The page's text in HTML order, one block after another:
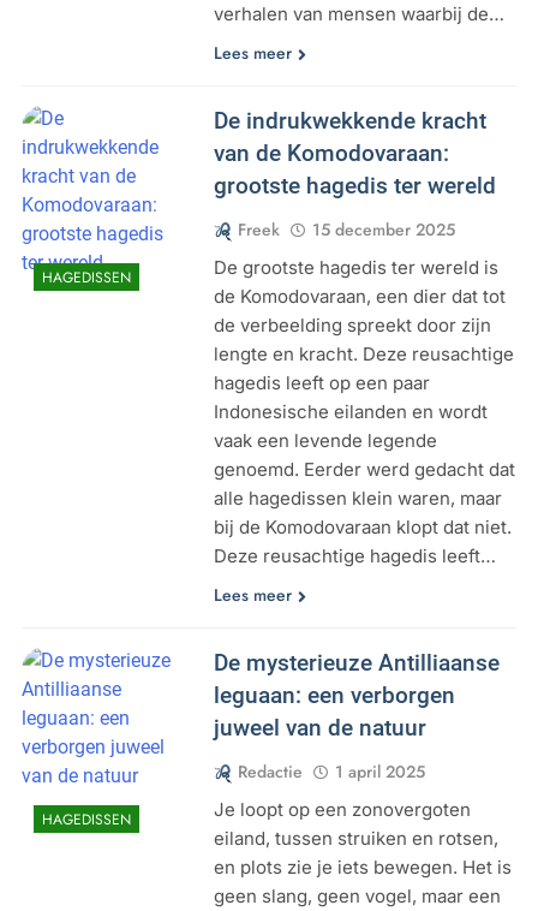
verhalen van mensen waarbij de…
Lees meer
HAGEDISSEN
De indrukwekkende kracht
van de Komodovaraan:
grootste hagedis ter wereld
Freek 15 december 2025
De grootste hagedis ter wereld is
de Komodovaraan, een dier dat tot
de verbeelding spreekt door zijn
lengte en kracht. Deze reusachtige
hagedis leeft op een paar
Indonesische eilanden en wordt
vaak een levende legende
genoemd. Eerder werd gedacht dat
alle hagedissen klein waren, maar
bij de Komodovaraan klopt dat niet.
Deze reusachtige hagedis leeft…
Lees meer
HAGEDISSEN
De mysterieuze Antilliaanse
leguaan: een verborgen
juweel van de natuur
Redactie 1 april 2025
Je loopt op een zonovergoten
eiland, tussen struiken en rotsen,
en plots zie je iets bewegen. Het is
geen slang, geen vogel, maar een